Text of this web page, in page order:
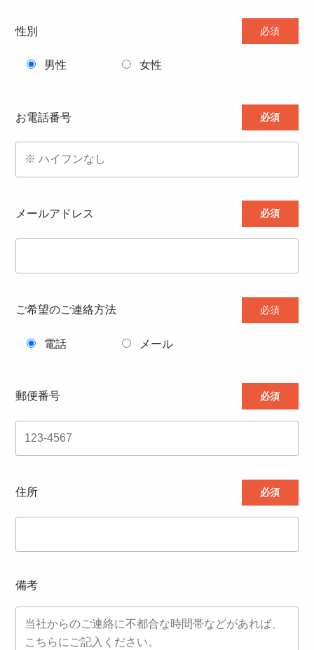
性別 必須
男性 女性
お電話番号 必須
メールアドレス 必須
ご希望のご連絡方法 必須
電話 メール
郵便番号 必須
住所 必須
備考